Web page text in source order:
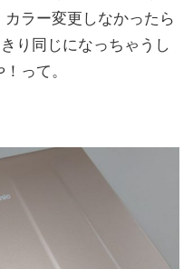
ラー変更しなかったら
り同じになっちゃうし
って。